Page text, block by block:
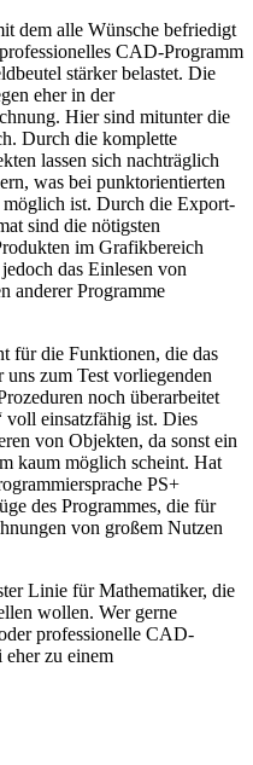
dem alle Wünsche befriedigt
CAD-Programm
stärker belastet. Die
eher in der
Hier sind mitunter die
Durch die komplette
lassen sich nachträglich
was bei punktorientierten
ist. Durch die Export-
sind die nötigsten
im Grafikbereich
das Einlesen von
anderer Programme
für die Funktionen, die das
uns zum Test vorliegenden
noch überarbeitet
einsatzfähig ist. Dies
von Objekten, da sonst ein
kaum möglich scheint. Hat
PS+
des Programmes, die für
von großem Nutzen
Linie für Mathematiker, die
wollen. Wer gerne
professionelle CAD-
zu einem